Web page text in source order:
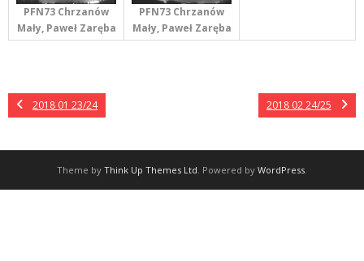
PFN73 Chrzanów
Mały, Paweł Zaręba
PFN73 Chrzanów
Mały, Paweł Zaręba
2018 01 23/24 2018 02 24/25
Theme by Think Up Themes Ltd. Powered by WordPress.